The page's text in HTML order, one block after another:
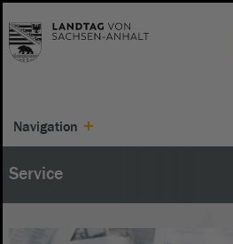
Navigation
Service